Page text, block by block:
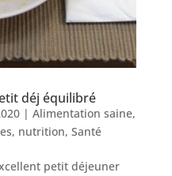
déj équilibré
| Alimentation saine,
, nutrition, Santé
petit déjeuner